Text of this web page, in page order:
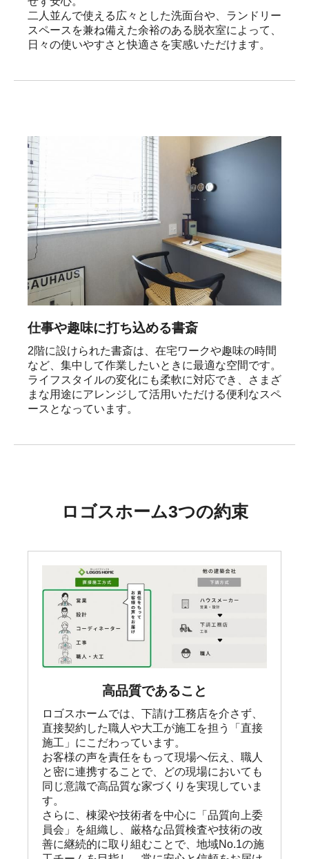
二人並んで使える広々とした洗面台や、ランドリー
スペースを兼ね備えた余裕のある脱衣室によって、
日々の使いやすさと快適さを実感いただけます。
仕事や趣味に打ち込める書斎
2階に設けられた書斎は、在宅ワークや趣味の時間
など、集中して作業したいときに最適な空間です。
ライフスタイルの変化にも柔軟に対応でき、さまざ
まな用途にアレンジして活用いただける便利なスペ
ースとなっています。
ロゴスホーム3つの約束
高品質であること
ロゴスホームでは、下請け工務店を介さず、
直接契約した職人や大工が施工を担う「直接
施工」にこだわっています。
お客様の声を責任をもって現場へ伝え、職人
と密に連携することで、どの現場においても
同じ意識で高品質な家づくりを実現していま
す。
さらに、棟梁や技術者を中心に「品質向上委
員会」を組織し、厳格な品質検査や技術の改
善に継続的に取り組むことで、地域No.1の施